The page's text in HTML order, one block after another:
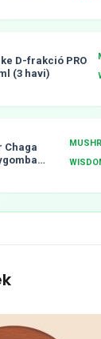
D-frakció PRO
(3 havi)
Chaga